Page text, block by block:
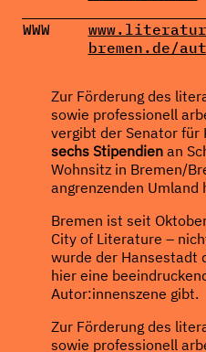
WWW
bremen.de/aut
Zur Förderung des
sowie professionell
vergibt der Senator für
sechs Stipendienan
Wohnsitz in Bremen/
angrenzenden Umland
Bremen ist seit
City of Literature –
wurde der Hansestadt
hier eine
Autor:innenszene gibt.
Zur Förderung des
sowie professionell